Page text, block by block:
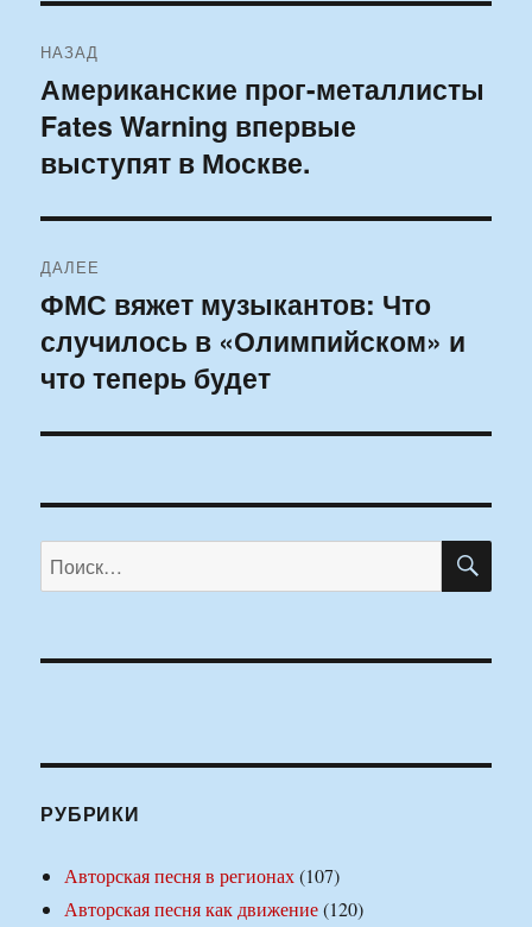
по
записям
НАЗАД
Предыдущая
запись:
Американские прог-металлисты
Fates Warning впервые
выступят в Москве.
ДАЛЕЕ
Следующая
запись:
ФМС вяжет музыкантов: Что
случилось в «Олимпийском» и
что теперь будет
Искать:
РУБРИКИ
Авторская песня в регионах(107)
Авторская песня как движение(120)